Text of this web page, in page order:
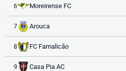
6 Moreirense FC
7 Arouca
8 FC Famalicão
9 Casa Pia AC